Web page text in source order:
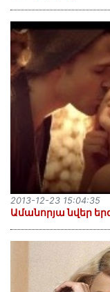
Ամանորյա նվեր
2013-12-23 15:04:35